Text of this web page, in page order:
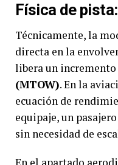
Física de
Técnicamente, la
directa en la
libera un incremento
(MTOW). En la
ecuación de
equipaje, un
sin necesidad de